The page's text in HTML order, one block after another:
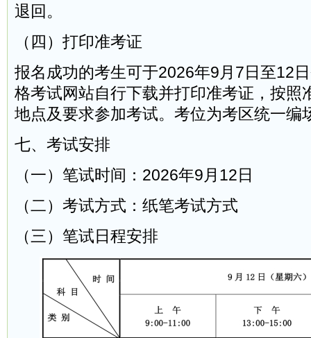
退回。
（四）打印准考证
报名成功的考生可于2026年9月7日至12
格考试网站自行下载并打印准考证，按照
地点及要求参加考试。考位为考区统一编
七、考试安排
（一）笔试时间：2026年9月12日
（二）考试方式：纸笔考试方式
（三）笔试日程安排